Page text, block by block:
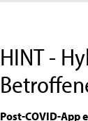
HINT -
Post-COVID-